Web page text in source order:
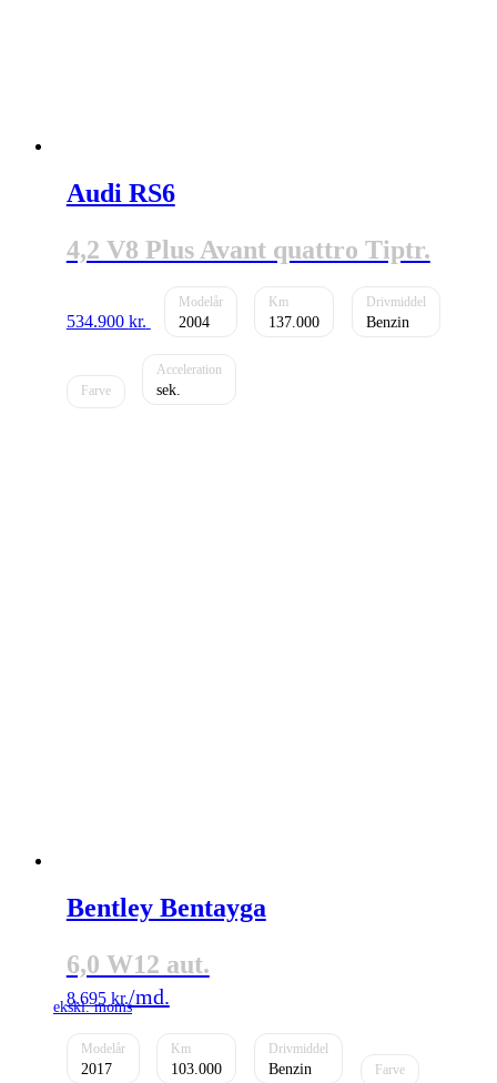
Audi RS6
4,2 V8 Plus Avant quattro Tiptr.
534.900 kr. 2004 137.000 Benzin
Bentley Bentayga
6,0 W12 aut.
8.695 kr.
2017 103.000 Benzin